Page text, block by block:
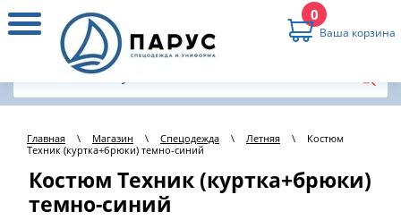
0
Ваша корзина
Главная \ Магазин \ Спецодежда \ Летняя \
Костюм
Техник (куртка+брюки) темно-синий
Костюм Техник (куртка+брюки)
темно-синий